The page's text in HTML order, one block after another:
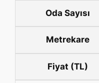
Oda Sayısı
Metrekare
Fiyat (TL)